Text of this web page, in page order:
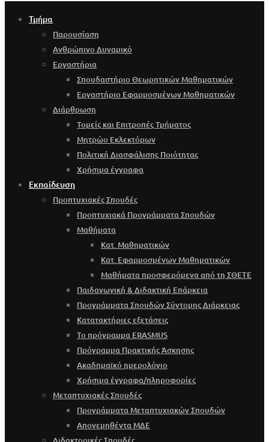
Τμήμα
Παρουσίαση
Ανθρώπινο Δυναμικό
Εργαστήρια
Σπουδαστήριο Θεωρητικών Μαθηματικών
Εργαστήριο Εφαρμοσμένων Μαθηματικών
Διάρθρωση
Τομείς και Επιτροπές Τμήματος
Μητρώο Εκλεκτόρων
Πολιτική Διασφάλισης Ποιότητας
Χρήσιμα έγγραφα
Εκπαίδευση
Προπτυχιακές Σπουδές
Προπτυχιακά Προγράμματα Σπουδών
Μαθήματα
Κατ. Μαθηματικών
Κατ. Εφαρμοσμένων Μαθηματικών
Μαθήματα προσφερόμενα από τη ΣΘΕΤΕ
Παιδαγωγική & Διδακτική Επάρκεια
Προγράμματα Σπουδών Σύντομης Διάρκειας
Κατατακτήριες εξετάσεις
Το πρόγραμμα ERASMUS
Πρόγραμμα Πρακτικής Άσκησης
Ακαδημαϊκό ημερολόγιο
Χρήσιμα έγγραφα/πληροφορίες
Μεταπτυχιακές Σπουδές
Προγράμματα Μεταπτυχιακών Σπουδών
Απονεμηθέντα ΜΔΕ